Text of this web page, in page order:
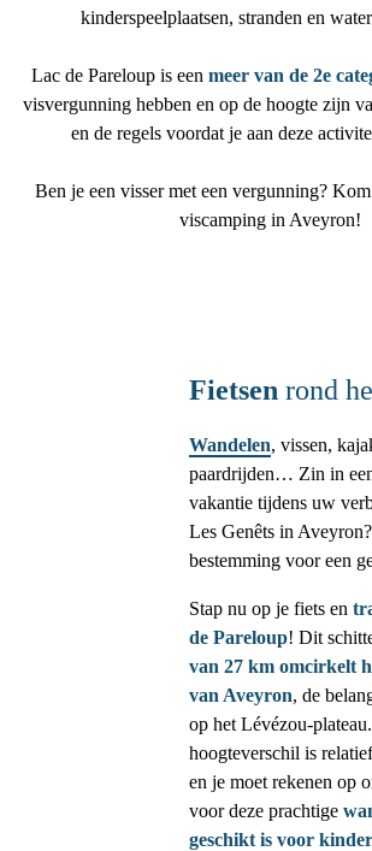
kinderspeelplaatsen, stranden en
Lac de Pareloup is een meer van de 2e
visvergunning hebben en op de hoogte zijn
en de regels voordat je aan deze
Ben je een visser met een vergunning?
viscamping in Aveyron!
Fietsen rond
Wandelen, vissen,
paardrijden… Zin in
vakantie tijdens uw
Les Genêts in
bestemming voor een
Stap nu op je fiets en
de Pareloup! Dit
van 27 kmomcirkelt
van Aveyron, de
op het Lévézou-
hoogteverschil is
en je moet rekenen op
voor deze prachtige
geschikt is voor